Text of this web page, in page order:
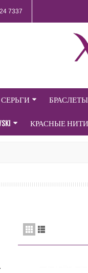
7337
СЕРЬГИ БРАСЛЕТЫ
КРАСНЫЕ НИТИ